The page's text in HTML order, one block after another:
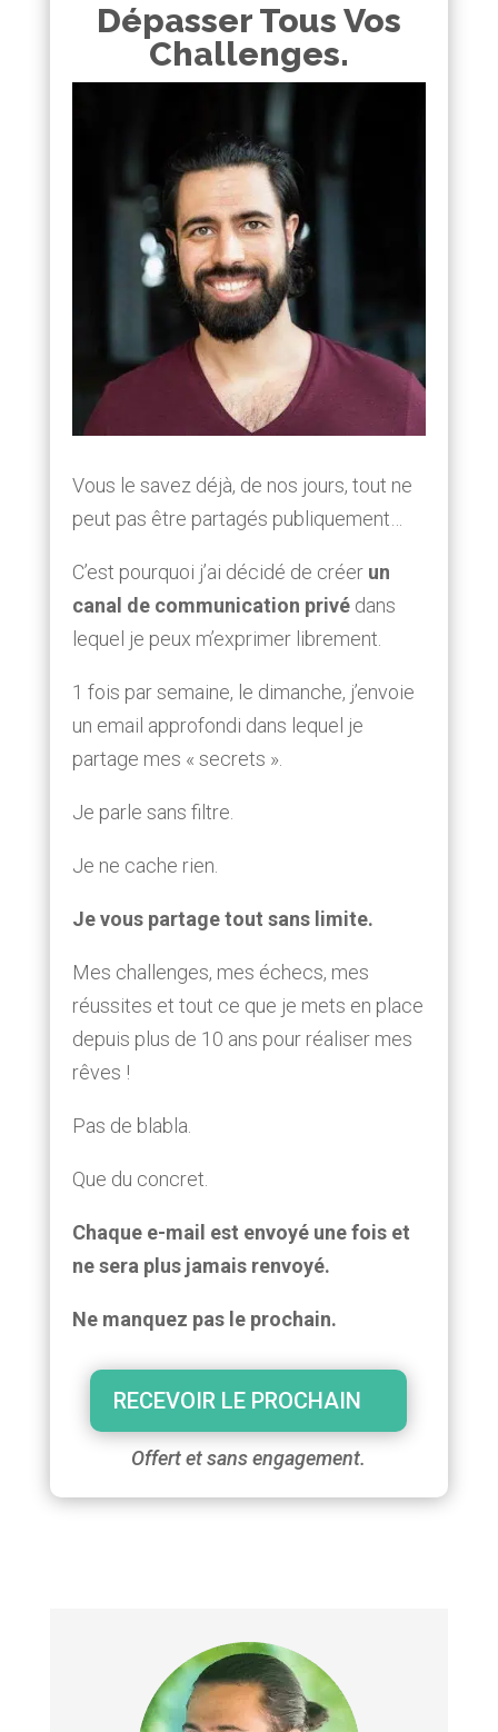
Dépasser Tous Vos
Challenges.
Vous le savez déjà, de nos jours, tout ne
peut pas être partagés publiquement…
C’est pourquoi j’ai décidé de créer un
canal de communication privé dans
lequel je peux m’exprimer librement.
1 fois par semaine, le dimanche, j’envoie
un email approfondi dans lequel je
partage mes « secrets ».
Je parle sans filtre.
Je ne cache rien.
Je vous partage tout sans limite.
Mes challenges, mes échecs, mes
réussites et tout ce que je mets en place
depuis plus de 10 ans pour réaliser mes
rêves !
Pas de blabla.
Que du concret.
Chaque e-mail est envoyé une fois et
ne sera plus jamais renvoyé.
Ne manquez pas le prochain.
RECEVOIR LE PROCHAIN
Offert et sans engagement.